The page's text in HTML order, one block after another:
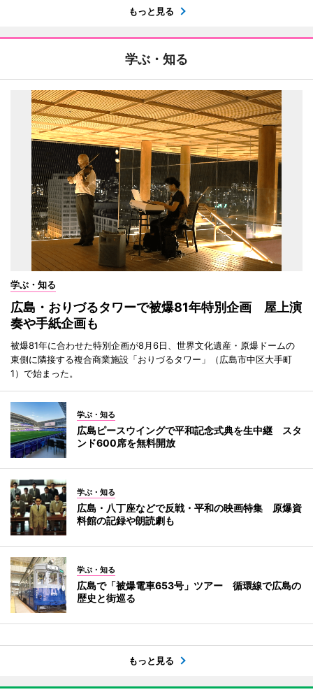
もっと見る
学ぶ・知る
学ぶ・知る
広島・おりづるタワーで被爆81年特別企画 屋上演
奏や手紙企画も
被爆81年に合わせた特別企画が8月6日、世界文化遺産・原爆ドームの
東側に隣接する複合商業施設「おりづるタワー」（広島市中区大手町
1）で始まった。
学ぶ・知る
広島ピースウイングで平和記念式典を生中継 スタ
ンド600席を無料開放
学ぶ・知る
広島・八丁座などで反戦・平和の映画特集 原爆資
料館の記録や朗読劇も
学ぶ・知る
広島で「被爆電車653号」ツアー 循環線で広島の
歴史と街巡る
もっと見る